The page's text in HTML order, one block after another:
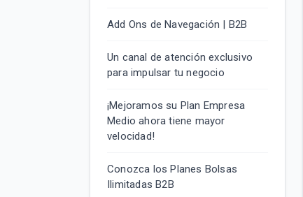
Add Ons de Navegación | B2B
Un canal de atención exclusivo
para impulsar tu negocio
¡Mejoramos su Plan Empresa
Medio ahora tiene mayor
velocidad!
Conozca los Planes Bolsas
Ilimitadas B2B